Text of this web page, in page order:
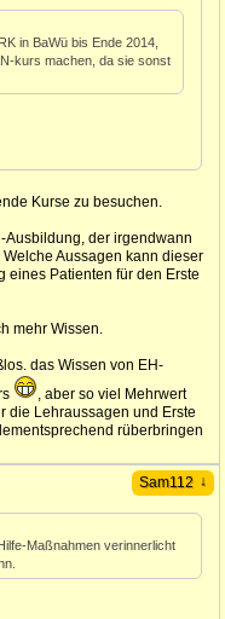
in BaWü bis Ende 2014,
kurs machen, da sie sonst
Kurse zu besuchen.
Ausbildung, der irgendwann
Aussagen kann dieser
eines Patienten für den Erste
mehr Wissen.
das Wissen von EH-
, aber so viel Mehrwert
die Lehraussagen und Erste
rüberbringen
Sam112 ↓
Maßnahmen verinnerlicht